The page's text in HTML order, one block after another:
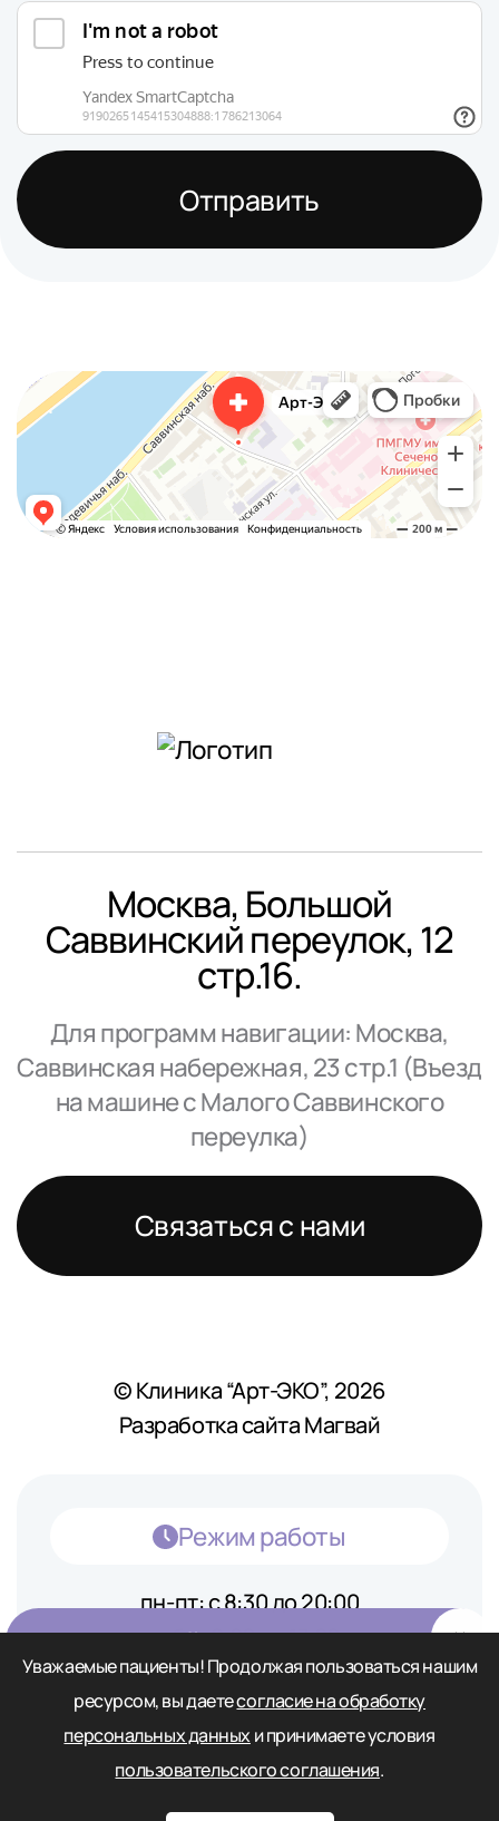
Отправить
Арт-Эко
Медцентр, клиника в Москве
Гинекологическая клиника в Москве
Москва, Большой
Саввинский переулок, 12
стр.16.
Для программ навигации: Москва,
Саввинская набережная, 23 стр.1 (Въезд
на машине с Малого Саввинского
переулка)
Связаться с нами
© Клиника “Арт-ЭКО”, 2026
Разработка сайта Магвай
Режим работы
пн-пт: с 8:30 до 20:00
сб: с 9:00 до 17:00
вс: с 10:00 до 20:00
Бесплатный
прием у
репродуктолога
Записаться
Уважаемые пациенты! Продолжая пользоваться нашим
ресурсом, вы даетесогласие на обработку
персональных данныхи принимаете условия
пользовательского соглашения.